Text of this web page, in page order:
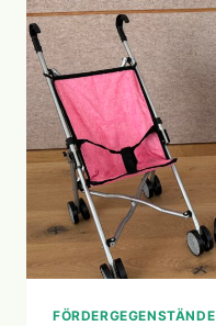
FÖRDERGEGENSTÄNDE